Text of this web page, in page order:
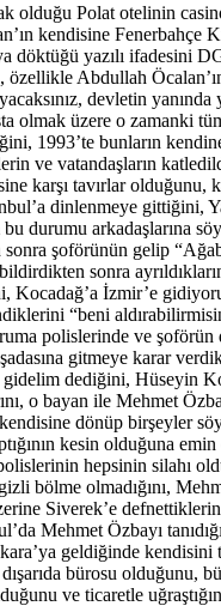
Polat otelinin
kendisine Fenerbahçe
döktüğü yazılı ifadesini
Abdullah
devletin
olmak üzere o zamanki
1993’te bunların
ve vatandaşların
karşı tavırlar olduğunu,
dinlenmeye gittiğini,
durumu arkadaşlarına
sonra şoförünün gelip
sonra
İzmir’e
“beni
polislerinde ve
gitmeye karar
dediğini, Hüseyin
o bayan ile Mehmet
dönüp birşeyler
kesin olduğuna
hepsinin silahı
bölme olmadığını,
Siverek’e
Özbayı
geldiğinde
bürosu olduğunu,
ve ticaretle